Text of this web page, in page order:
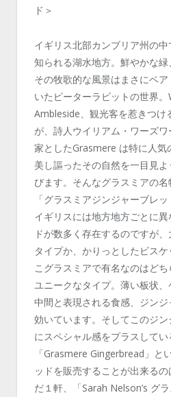
ド＞
イギリス北部カンブリア州の
知られる湖水地方。鮮やかな緑
その牧歌的な風景はまさにベ
いたピーターラビットの世界
Ambleside、観光客を惹きつけ
が、詩人ウイリアム・ワーズ
家としたGrasmere は特に人気
美し謳ったその自然を一目見
びます。そんなグラスミアの
「グラスミアジンジャーブレッ
イギリスには地方地方ごとに
ドが数多く存在するのですが
タイプか、かりっとしたビス
こグラスミアで有名なのはど
ユニークなタイプ。薄い板状
中間と表現される食感、ジン
効いています。そしてこのジ
にスペシャル感をプラスしてい
「Grasmere Gingerbread」と
ッドを販売することが出来る
だ１軒、「Sarah Nelson’s グ